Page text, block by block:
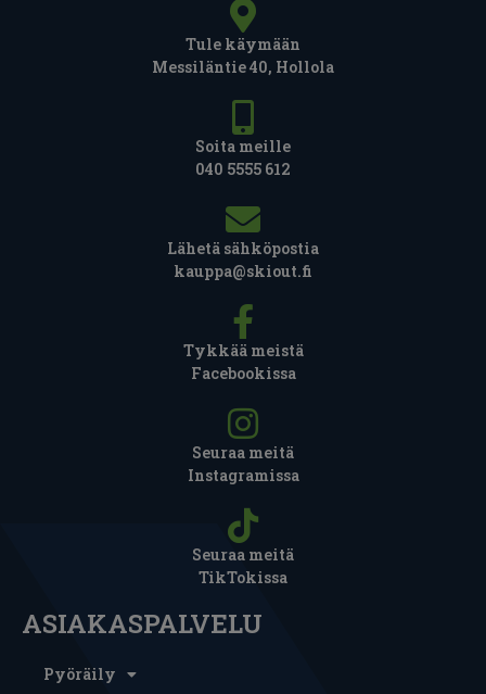
Tule käymään
Messiläntie 40, Hollola
Soita meille
040 5555 612
Lähetä sähköpostia
kauppa@skiout.fi
Tykkää meistä
Facebookissa
Seuraa meitä
Instagramissa
Seuraa meitä
TikTokissa
ASIAKASPALVELU
Pyöräily